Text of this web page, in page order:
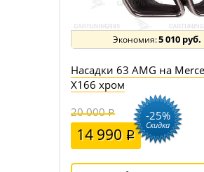
5 010 руб.
Насадки 63 AMG на
X166 хром
20 000
14 990
-25%
Скидка